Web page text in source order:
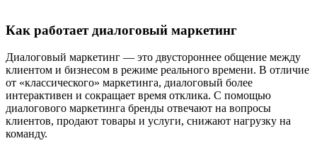
Как работает диалоговый маркетинг
Диалоговый маркетинг — это двустороннее общение между
клиентом и бизнесом в режиме реального времени. В отличие
от «классического» маркетинга, диалоговый более
интерактивен и сокращает время отклика. С помощью
диалогового маркетинга бренды отвечают на вопросы
клиентов, продают товары и услуги, снижают нагрузку на
команду.